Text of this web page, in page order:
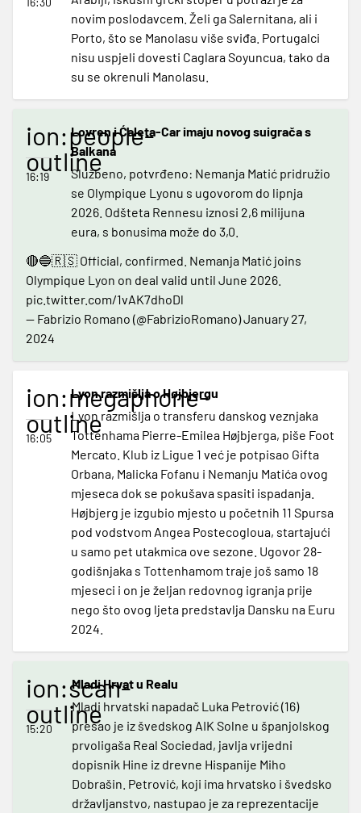
novim poslodavcem. Želi ga Salernitana, ali i
Porto, što se Manolasu više sviđa. Portugalci
nisu uspjeli dovesti Caglara Soyuncua, tako da
su se okrenuli Manolasu.
ion:people-
outline
16:19
Lovren i Ćaleta-Car imaju novog suigrača s
Balkana
Službeno, potvrđeno: Nemanja Matić pridružio
se Olympique Lyonu s ugovorom do lipnja
2026. Odšteta Rennesu iznosi 2,6 milijuna
eura, s bonusima može do 3,0.
🔴🔵🇷🇸 Official, confirmed. Nemanja Matić joins
Olympique Lyon on deal valid until June 2026.
pic.twitter.com/1vAK7dhoDl
— Fabrizio Romano (@FabrizioRomano)January 27,
2024
ion:megaphone-
outline
16:05
Lyon razmišlja o Højbjergu
Lyon razmišlja o transferu danskog veznjaka
Tottenhama Pierre-Emilea Højbjerga, piše Foot
Mercato. Klub iz Ligue 1 već je potpisao Gifta
Orbana, Malicka Fofanu i Nemanju Matića ovog
mjeseca dok se pokušava spasiti ispadanja.
Højbjerg je izgubio mjesto u početnih 11 Spursa
pod vodstvom Angea Postecogloua, startajući
u samo pet utakmica ove sezone. Ugovor 28-
godišnjaka s Tottenhamom traje još samo 18
mjeseci i on je željan redovnog igranja prije
nego što ovog ljeta predstavlja Dansku na Euru
2024.
ion:scan-
outline
15:20
Mladi Hrvat u Realu
Mladi hrvatski napadač Luka Petrović (16)
prešao je iz švedskog AIK Solne u španjolskog
prvoligaša Real Sociedad, javlja vrijedni
dopisnik Hine iz drevne Hispanije Miho
Dobrašin. Petrović, koji ima hrvatsko i švedsko
državljanstvo, nastupao je za reprezentacije